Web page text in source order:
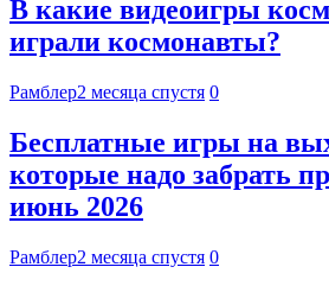
В какие видеоигры
играли космонавты?
Рамблер2 месяца спустя 0
Бесплатные игры на
которые надо забрать
июнь 2026
Рамблер2 месяца спустя 0